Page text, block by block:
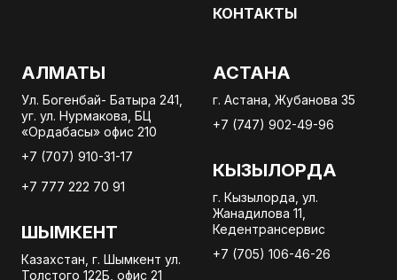
КОНТАКТЫ
АЛМАТЫ
Ул. Богенбай- Батыра 241,
уг. ул. Нурмакова, БЦ
«Ордабасы» офис 210
+7 (707) 910-31-17
+7 777 222 70 91
ШЫМКЕНТ
Казахстан, г. Шымкент ул.
Толстого 122Б, офис 21
АСТАНА
г. Астана, Жубанова 35
+7 (747) 902-49-96
КЫЗЫЛОРДА
г. Кызылорда, ул.
Жанадилова 11,
Кедентрансервис
+7 (705) 106-46-26